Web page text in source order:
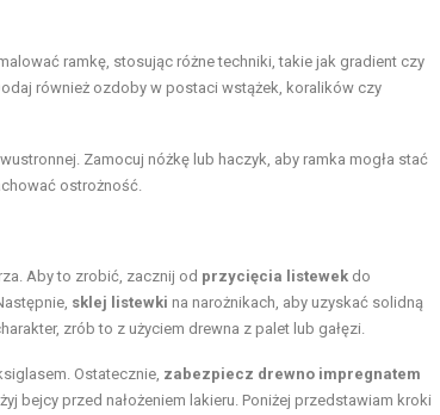
ramkę, stosując różne techniki, takie jak gradient czy
również ozdoby w postaci wstążek, koralików czy
Zamocuj nóżkę lub haczyk, aby ramka mogła stać
ostrożność.
Aby to zrobić, zacznij od przycięcia listewek do
sklej listewki na narożnikach, aby uzyskać solidną
zrób to z użyciem drewna z palet lub gałęzi.
Ostatecznie, zabezpiecz drewno impregnatem
bejcy przed nałożeniem lakieru. Poniżej przedstawiam kroki